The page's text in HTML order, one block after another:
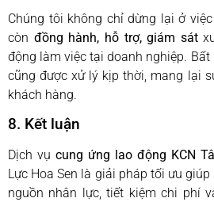
Chúng tôi không chỉ dừng lại ở
còn đồng hành, hỗ trợ, giám sát
động làm việc tại doanh nghiệp.
cũng được xử lý kịp thời, mang lại
khách hàng.
8. Kết luận
Dịch vụ cung ứng lao động KCN
Lực Hoa Sen là giải pháp tối ưu
nguồn nhân lực, tiết kiệm chi phí